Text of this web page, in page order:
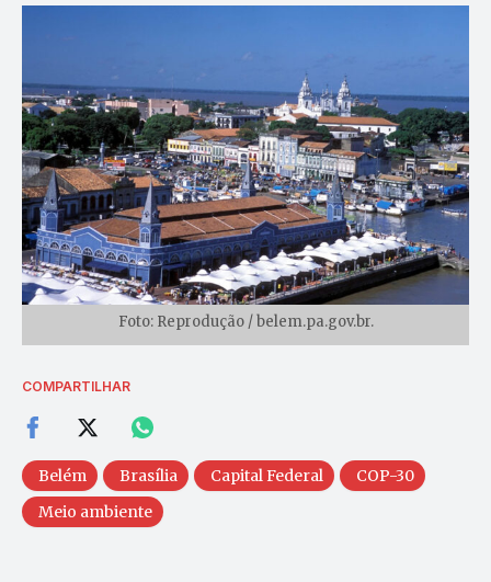
Foto: Reprodução / belem.pa.gov.br.
COMPARTILHAR
Belém Brasília Capital Federal
COP-30
Meio ambiente